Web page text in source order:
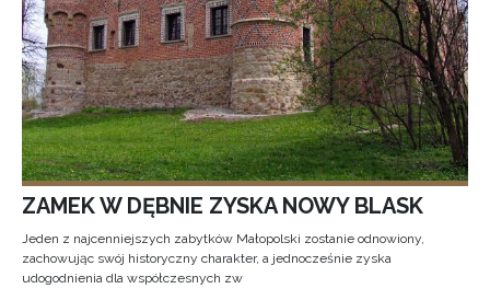
ZAMEK W DĘBNIE ZYSKA NOWY BLASK
Jeden z najcenniejszych zabytków Małopolski zostanie odnowiony,
zachowując swój historyczny charakter, a jednocześnie zyska
udogodnienia dla współczesnych zw